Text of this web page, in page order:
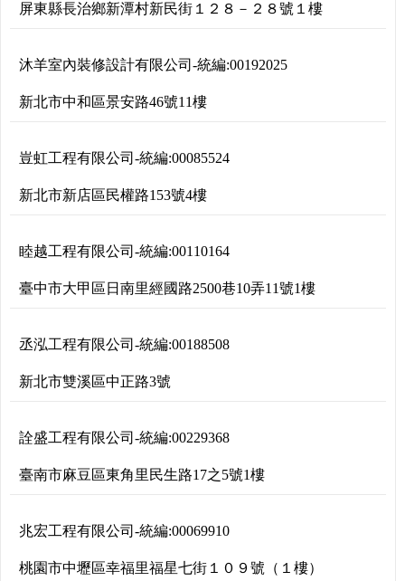
屏東縣長治鄉新潭村新民街１２８－２８號１樓
沐羊室內裝修設計有限公司 -統編:00192025
新北市中和區景安路46號11樓
豈虹工程有限公司 -統編:00085524
新北市新店區民權路153號4樓
睦越工程有限公司 -統編:00110164
臺中市大甲區日南里經國路2500巷10弄11號1樓
丞泓工程有限公司 -統編:00188508
新北市雙溪區中正路3號
詮盛工程有限公司 -統編:00229368
臺南市麻豆區東角里民生路17之5號1樓
兆宏工程有限公司 -統編:00069910
桃園市中壢區幸福里福星七街１０９號（１樓）